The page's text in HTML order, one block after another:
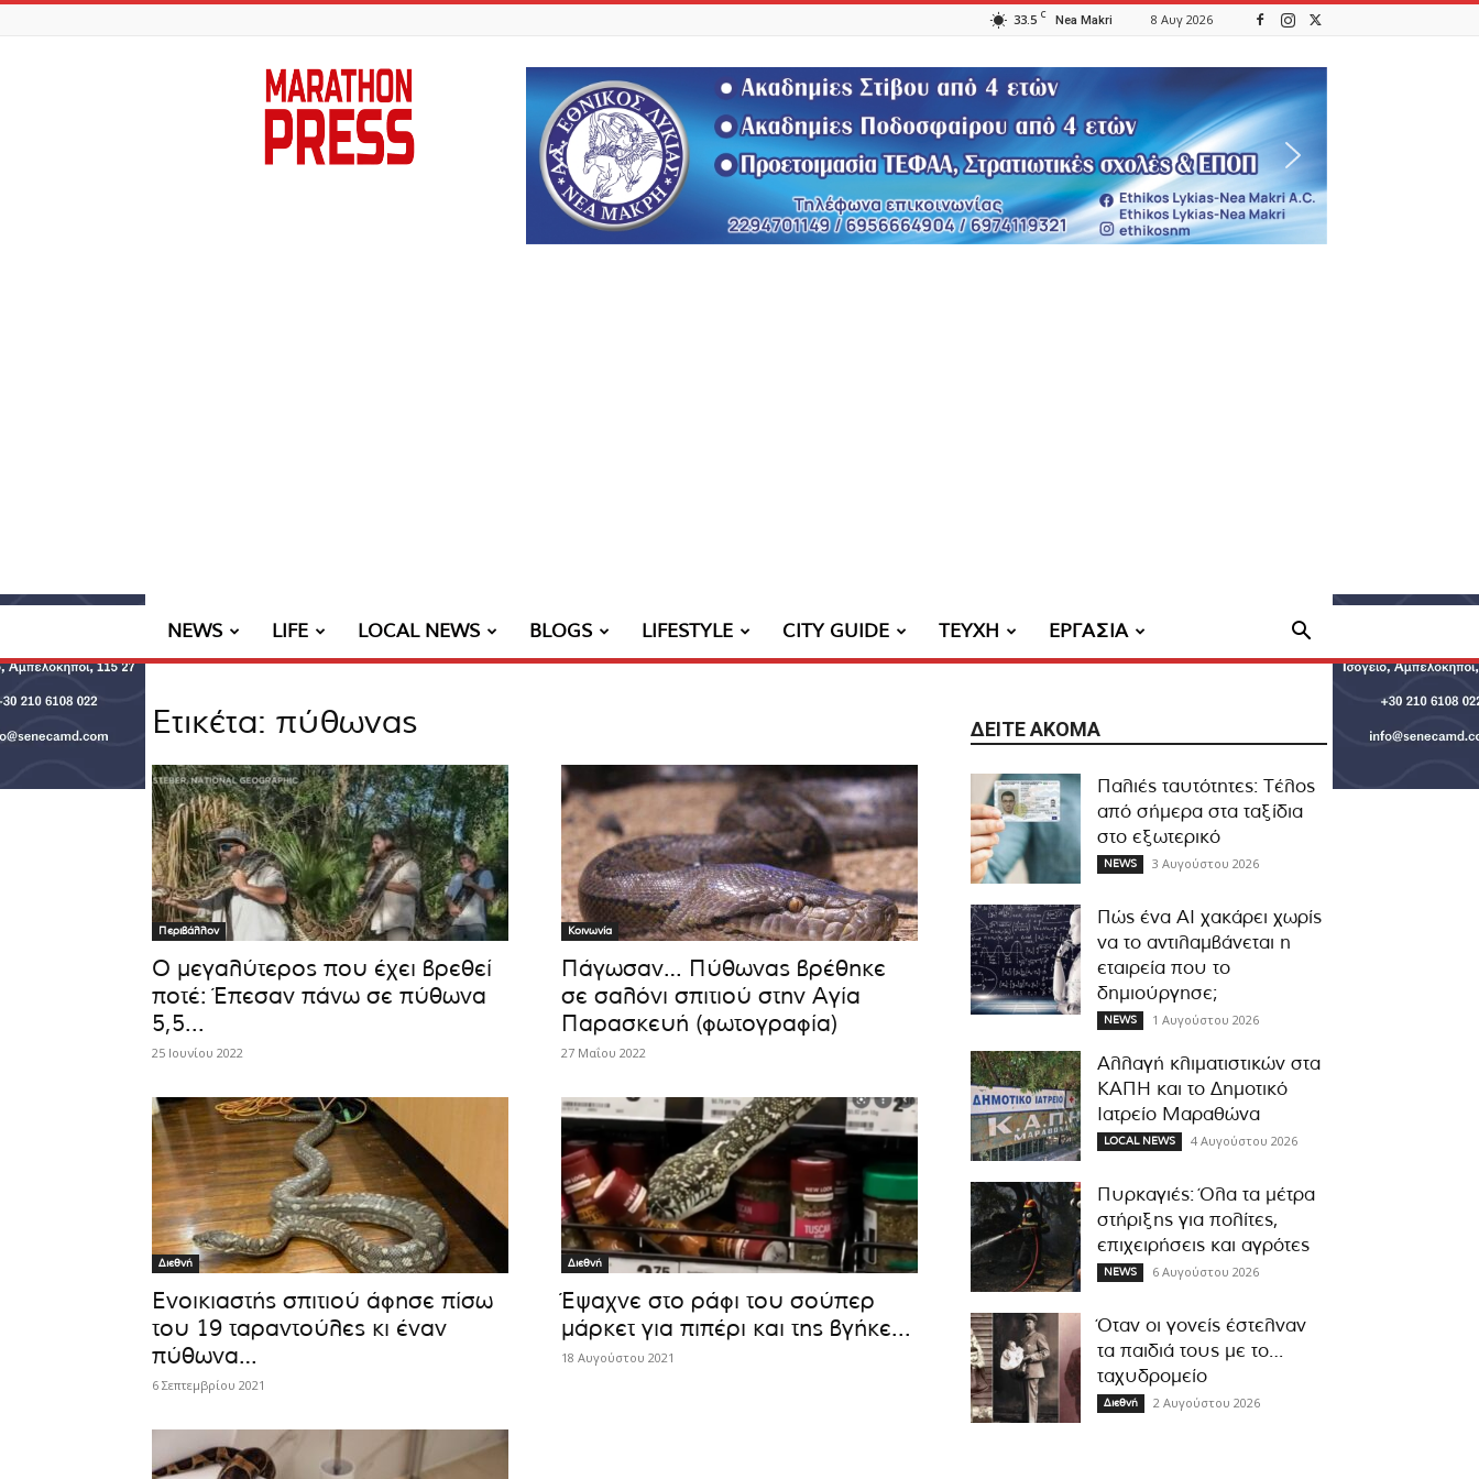
33.5 C Nea Makri 8 Αυγ 2026
Marathon
Press
NEWS LIFE LOCAL NEWS BLOGS LIFESTYLE CITY GUIDE ΤΕΥΧΗ ΕΡΓΑΣΙΑ
Ετικέτα: πύθωνας
Περιβάλλον
Ο μεγαλύτερος που έχει βρεθεί
ποτέ: Έπεσαν πάνω σε πύθωνα
5,5...
25 Ιουνίου 2022
Κοινωνία
Πάγωσαν… Πύθωνας βρέθηκε
σε σαλόνι σπιτιού στην Αγία
Παρασκευή (φωτογραφία)
27 Μαΐου 2022
Διεθνή
Ενοικιαστής σπιτιού άφησε πίσω
του 19 ταραντούλες κι έναν
πύθωνα…
6 Σεπτεμβρίου 2021
Διεθνή
Έψαχνε στο ράφι του σούπερ
μάρκετ για πιπέρι και της βγήκε...
18 Αυγούστου 2021
ΔΕΊΤΕ ΑΚΌΜΑ
Παλιές ταυτότητες: Τέλος
από σήμερα στα ταξίδια
στο εξωτερικό
NEWS 3 Αυγούστου 2026
Πώς ένα AI χακάρει χωρίς
να το αντιλαμβάνεται η
εταιρεία που το
δημιούργησε;
NEWS 1 Αυγούστου 2026
Αλλαγή κλιματιστικών στα
ΚΑΠΗ και το Δημοτικό
Ιατρείο Μαραθώνα
LOCAL NEWS 4 Αυγούστου 2026
Πυρκαγιές: Όλα τα μέτρα
στήριξης για πολίτες,
επιχειρήσεις και αγρότες
NEWS 6 Αυγούστου 2026
Όταν οι γονείς έστελναν
τα παιδιά τους με το…
ταχυδρομείο
Διεθνή 2 Αυγούστου 2026